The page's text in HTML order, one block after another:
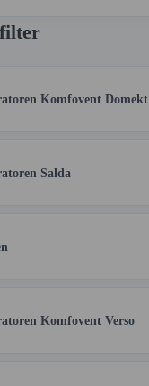
Komfovent Domekt
Salda
Komfovent Verso